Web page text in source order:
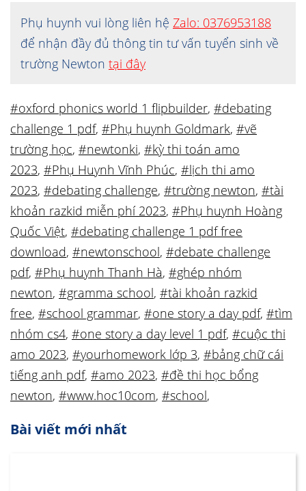
Phụ huynh vui lòng liên hệ Zalo: 0376953188
để nhận đầy đủ thông tin tư vấn tuyển sinh về
trường Newton tại đây
#oxford phonics world 1 flipbuilder, #debating
challenge 1 pdf, #Phụ huynh Goldmark, #vẽ
trường học, #newtonki, #kỳ thi toán amo
2023, #Phụ Huynh Vĩnh Phúc, #lịch thi amo
2023, #debating challenge, #trường newton, #tài
khoản razkid miễn phí 2023, #Phụ huynh Hoàng
Quốc Việt, #debating challenge 1 pdf free
download, #newtonschool, #debate challenge
pdf, #Phụ huynh Thanh Hà, #ghép nhóm
newton, #gramma school, #tài khoản razkid
free, #school grammar, #one story a day pdf, #tìm
nhóm cs4, #one story a day level 1 pdf, #cuộc thi
amo 2023, #yourhomework lớp 3, #bảng chữ cái
tiếng anh pdf, #amo 2023, #đề thi học bổng
newton, #www.hoc10com, #school,
Bài viết mới nhất